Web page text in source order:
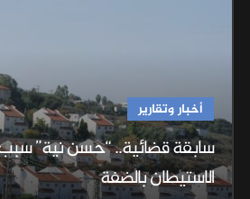
أخبار وتقارير
سابقة قضائية.. “حسن نية”
الاستيطان بالضفة